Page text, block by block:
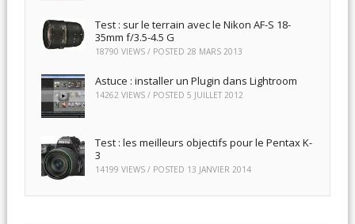
Test : sur le terrain avec le Nikon AF-S 18-
35mm f/3.5-4.5 G
18790 VIEWS / POSTED 28 MARS 2013
Astuce : installer un Plugin dans Lightroom
14262 VIEWS / POSTED 5 JUILLET 2012
Test : les meilleurs objectifs pour le Pentax K-
3
14199 VIEWS / POSTED 13 JANVIER 2014